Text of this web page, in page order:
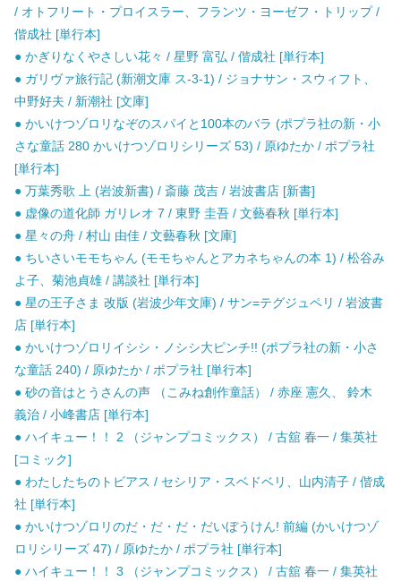
/ オトフリート・プロイスラー、フランツ・ヨーゼフ・トリップ /
偕成社 [単行本]
● かぎりなくやさしい花々 / 星野 富弘 / 偕成社 [単行本]
● ガリヴァ旅行記 (新潮文庫 ス-3-1) / ジョナサン・スウィフト、
中野好夫 / 新潮社 [文庫]
● かいけつゾロリなぞのスパイと100本のバラ (ポプラ社の新・小
さな童話 280 かいけつゾロリシリーズ 53) / 原ゆたか / ポプラ社
[単行本]
● 万葉秀歌 上 (岩波新書) / 斎藤 茂吉 / 岩波書店 [新書]
● 虚像の道化師 ガリレオ 7 / 東野 圭吾 / 文藝春秋 [単行本]
● 星々の舟 / 村山 由佳 / 文藝春秋 [文庫]
● ちいさいモモちゃん (モモちゃんとアカネちゃんの本 1) / 松谷み
よ子、菊池貞雄 / 講談社 [単行本]
● 星の王子さま 改版 (岩波少年文庫) / サン=テグジュペリ / 岩波書
店 [単行本]
● かいけつゾロリイシシ・ノシシ大ピンチ!! (ポプラ社の新・小さ
な童話 240) / 原ゆたか / ポプラ社 [単行本]
● 砂の音はとうさんの声 （こみね創作童話） / 赤座 憲久、 鈴木
義治 / 小峰書店 [単行本]
● ハイキュー！！ 2 （ジャンプコミックス） / 古舘 春一 / 集英社
[コミック]
● わたしたちのトビアス / セシリア・スベドベリ、山内清子 / 偕成
社 [単行本]
● かいけつゾロリのだ・だ・だ・だいぼうけん! 前編 (かいけつゾ
ロリシリーズ 47) / 原ゆたか / ポプラ社 [単行本]
● ハイキュー！！ 3 （ジャンプコミックス） / 古舘 春一 / 集英社